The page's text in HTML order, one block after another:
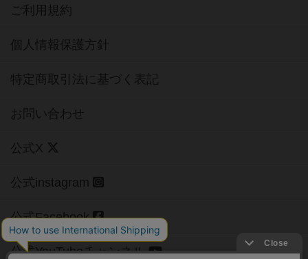
ご利用規約
個人情報保護方針
特定商取引法に基づく表記
お問い合わせ
公式X
公式instagram
公式Facebook
公式YouTubeチャンネル